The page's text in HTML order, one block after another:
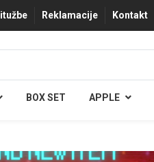
Reklamacije Kontakt
BOX SET APPLE